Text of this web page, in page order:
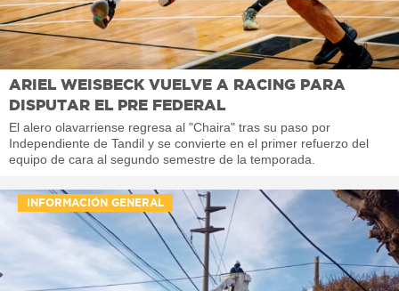
ARIEL WEISBECK VUELVE A RACING PARA
DISPUTAR EL PRE FEDERAL
El alero olavarriense regresa al "Chaira" tras su paso por
Independiente de Tandil y se convierte en el primer refuerzo del
equipo de cara al segundo semestre de la temporada.
INFORMACIÓN GENERAL